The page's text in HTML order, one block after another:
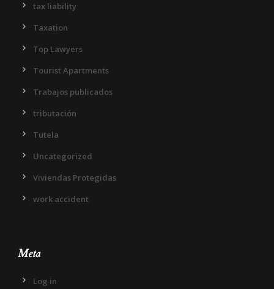
tax liability
Taxation
Top Lawyers
Tourist Apartments
Trabajos publicados
tributación
Tutela
Uncategorized
Viviendas Protegidas
work accident
Meta
Log in